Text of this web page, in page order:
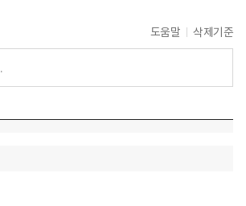
도움말 삭제기준